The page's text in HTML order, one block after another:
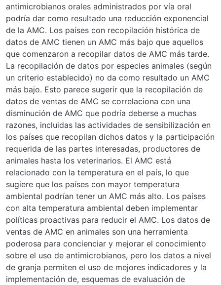
antimicrobianos orales administrados por vía oral
podría dar como resultado una reducción exponencial
de la AMC. Los países con recopilación histórica de
datos de AMC tienen un AMC más bajo que aquellos
que comenzaron a recopilar datos de AMC más tarde.
La recopilación de datos por especies animales (según
un criterio establecido) no da como resultado un AMC
más bajo. Esto parece sugerir que la recopilación de
datos de ventas de AMC se correlaciona con una
disminución de AMC que podría deberse a muchas
razones, incluidas las actividades de sensibilización en
los países que recopilan dichos datos y la participación
requerida de las partes interesadas, productores de
animales hasta los veterinarios. El AMC está
relacionado con la temperatura en el país, lo que
sugiere que los países con mayor temperatura
ambiental podrían tener un AMC más alto. Los países
con alta temperatura ambiental deben implementar
políticas proactivas para reducir el AMC. Los datos de
ventas de AMC en animales son una herramienta
poderosa para concienciar y mejorar el conocimiento
sobre el uso de antimicrobianos, pero los datos a nivel
de granja permiten el uso de mejores indicadores y la
implementación de, esquemas de evaluación de